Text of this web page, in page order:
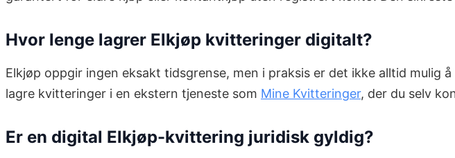
Hvor lenge lagrer Elkjøp kvitteringer digitalt?
Elkjøp oppgir ingen eksakt tidsgrense, men i praksis er det ikke alltid
lagre kvitteringer i en ekstern tjeneste som Mine Kvitteringer, der du selv
Er en digital Elkjøp-kvittering juridisk gyldig?